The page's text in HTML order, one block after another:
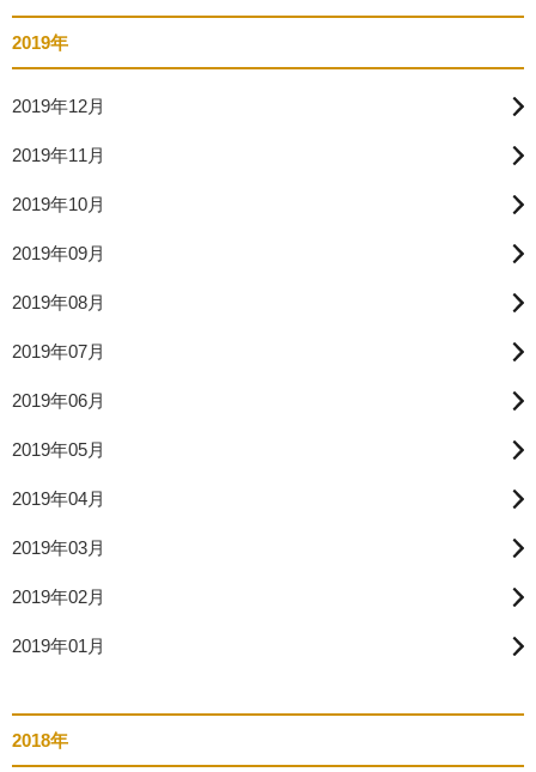
2019年
2019年12月
2019年11月
2019年10月
2019年09月
2019年08月
2019年07月
2019年06月
2019年05月
2019年04月
2019年03月
2019年02月
2019年01月
2018年